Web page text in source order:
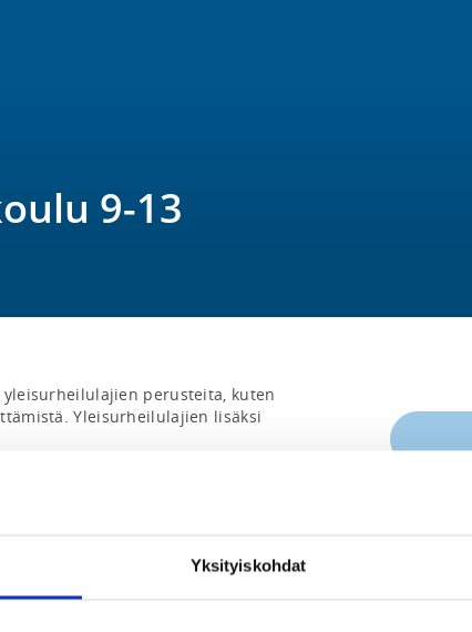
Yksityiskohdat
9-13
perusteita, kuten
Yleisurheilulajien lisäksi
kuin uusille lajiin tutustujille.
leikkimielisten harjoitteiden kautta
stadion